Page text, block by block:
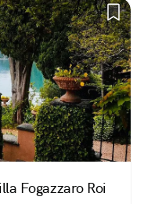
Fogazzaro Roi